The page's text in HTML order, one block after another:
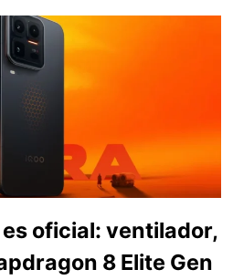
es oficial: ventilador,
8 Elite Gen